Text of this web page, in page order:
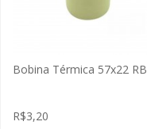
Bobina Térmica 57x22 RB
R$3,20